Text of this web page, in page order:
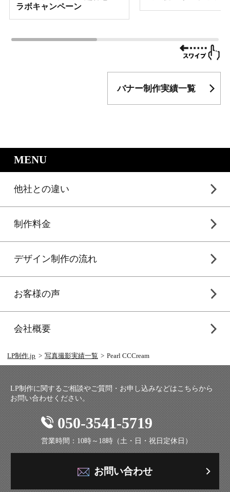
ラボキャンペーン
バナー制作実績一覧
MENU｜LP制作.jpのサービスメニュー
他社との違い
制作料金
デザイン制作の流れ
お客様の声
会社概要
LP制作.jp 写真撮影実績一覧 Pearl CCCream
LP制作に関するご相談やご質問・お申し込みなどはこちらから
お問い合わせください。
050-3541-5719
営業時間：10時～18時（土・日・祝日定休日）
お問い合わせ